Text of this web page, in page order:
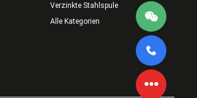
Verzinkte Stahlspule
Alle Kategorien